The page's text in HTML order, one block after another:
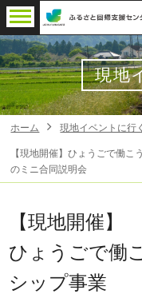
現地
ホーム 現地イベントに行く
【現地開催】ひょうごで働
のミニ合同説明会
【現地開催】
ひょうごで働
シップ事業